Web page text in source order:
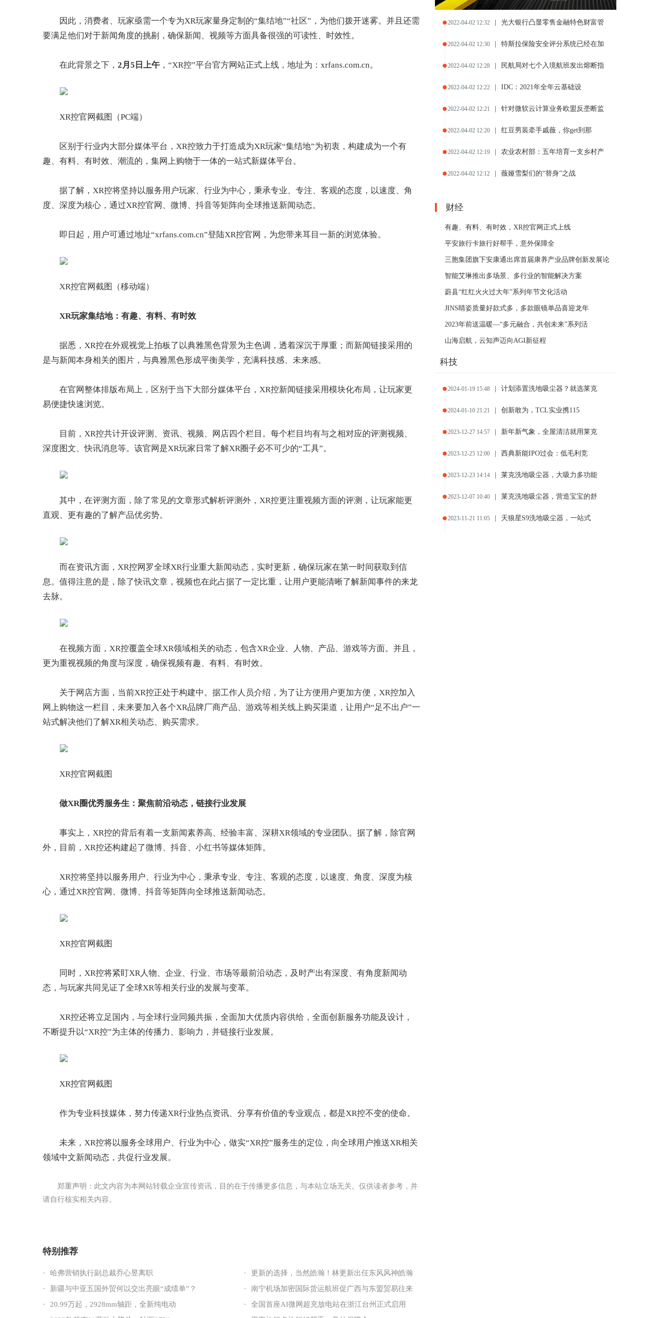
因此，消费者、玩家亟需一个专为XR玩家量身定制的“集结地”“社区”，为他们拨开迷雾。并且还需
要满足他们对于新闻角度的挑剔，确保新闻、视频等方面具备很强的可读性、时效性。
在此背景之下， 2月5日上午 ，“XR控”平台官方网站正式上线，地址为：xrfans.com.cn。
XR控官网截图（PC端）
区别于行业内大部分媒体平台，XR控致力于打造成为XR玩家“集结地”为初衷，构建成为一个有
趣、有料、有时效、潮流的，集网上购物于一体的一站式新媒体平台。
据了解，XR控将坚持以服务用户玩家、行业为中心，秉承专业、专注、客观的态度，以速度、角
度、深度为核心，通过XR控官网、微博、抖音等矩阵向全球推送新闻动态。
即日起，用户可通过地址“xrfans.com.cn”登陆XR控官网，为您带来耳目一新的浏览体验。
XR控官网截图（移动端）
XR玩家集结地：有趣、有料、有时效
据悉，XR控在外观视觉上拍板了以典雅黑色背景为主色调，透着深沉于厚重；而新闻链接采用的
是与新闻本身相关的图片，与典雅黑色形成平衡美学，充满科技感、未来感。
在官网整体排版布局上，区别于当下大部分媒体平台，XR控新闻链接采用模块化布局，让玩家更
易便捷快速浏览。
目前，XR控共计开设评测、资讯、视频、网店四个栏目。每个栏目均有与之相对应的评测视频、
深度图文、快讯消息等。该官网是XR玩家日常了解XR圈子必不可少的“工具”。
其中，在评测方面，除了常见的文章形式解析评测外，XR控更注重视频方面的评测，让玩家能更
直观、更有趣的了解产品优劣势。
而在资讯方面，XR控网罗全球XR行业重大新闻动态，实时更新，确保玩家在第一时间获取到信
息。值得注意的是，除了快讯文章，视频也在此占据了一定比重，让用户更能清晰了解新闻事件的来龙
去脉。
在视频方面，XR控覆盖全球XR领域相关的动态，包含XR企业、人物、产品、游戏等方面。并且，
更为重视视频的角度与深度，确保视频有趣、有料、有时效。
关于网店方面，当前XR控正处于构建中。据工作人员介绍，为了让方便用户更加方便，XR控加入
网上购物这一栏目，未来要加入各个XR品牌厂商产品、游戏等相关线上购买渠道，让用户“足不出户”一
站式解决他们了解XR相关动态、购买需求。
XR控官网截图
做XR圈优秀服务生：聚焦前沿动态 ，链接行业发展
事实上，XR控的背后有着一支新闻素养高、经验丰富、深耕XR领域的专业团队。据了解，除官网
外，目前，XR控还构建起了微博、抖音、小红书等媒体矩阵。
XR控将坚持以服务用户、行业为中心，秉承专业、专注、客观的态度，以速度、角度、深度为核
心，通过XR控官网、微博、抖音等矩阵向全球推送新闻动态。
XR控官网截图
同时，XR控将紧盯XR人物、企业、行业、市场等最前沿动态，及时产出有深度、有角度新闻动
态，与玩家共同见证了全球XR等相关行业的发展与变革。
XR控还将立足国内，与全球行业同频共振，全面加大优质内容供给，全面创新服务功能及设计，
不断提升以“XR控”为主体的传播力、影响力，并链接行业发展。
XR控官网截图
作为专业科技媒体，努力传递XR行业热点资讯、分享有价值的专业观点，都是XR控不变的使命。
未来，XR控将以服务全球用户、行业为中心，做实“XR控”服务生的定位，向全球用户推送XR相关
领域中文新闻动态，共促行业发展。
郑重声明：此文内容为本网站转载企业宣传资讯，目的在于传播更多信息，与本站立场无关。仅供读者参考，并
请自行核实相关内容。
特别推荐
·
哈弗营销执行副总裁乔心昱离职
·
新疆与中亚五国外贸何以交出亮眼“成绩单”？
·
20.99万起，2928mm轴距，全新纯电动
·
更新的选择，当然皓瀚！林更新出任东风风神皓瀚
·
南宁机场加密国际货运航班促广西与东盟贸易往来
·
全国首座AI微网超充放电站在浙江台州正式启用
2022-04-02 12:32 光大银行凸显零售金融特色财富管
2022-04-02 12:30 特斯拉保险安全评分系统已经在加
2022-04-02 12:28 民航局对七个入境航班发出熔断指
2022-04-02 12:22 IDC：2021年全年云基础设
2022-04-02 12:21 针对微软云计算业务欧盟反垄断监
2022-04-02 12:20 红豆男装牵手戚薇，你get到那
2022-04-02 12:19 农业农村部：五年培育一支乡村产
2022-04-02 12:12 薇娅雪梨们的“替身”之战
财经
有趣、有料、有时效，XR控官网正式上线
平安旅行卡旅行好帮手，意外保障全
三胞集团旗下安康通出席首届康养产业品牌创新发展论
智能艾琳推出多场景、多行业的智能解决方案
蔚县“红红火火过大年”系列年节文化活动
JINS睛姿质量好款式多，多款眼镜单品喜迎龙年
2023年前送温暖—“多元融合，共创未来”系列活
山海启航，云知声迈向AGI新征程
科技
2024-01-19 15:48 计划添置洗地吸尘器？就选莱克
2024-01-10 21:21 创新敢为，TCL实业携115
2023-12-27 14:57 新年新气象，全屋清洁就用莱克
2023-12-25 12:00 西典新能IPO过会：低毛利竞
2023-12-23 14:14 莱克洗地吸尘器，大吸力多功能
2023-12-07 10:40 莱克洗地吸尘器，营造宝宝的舒
2023-11-21 11:05 天狼星S9洗地吸尘器，一站式